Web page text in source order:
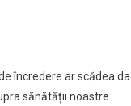
încredere ar scădea
sănătății noastre